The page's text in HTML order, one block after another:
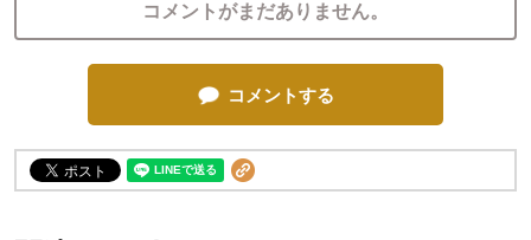
コメントがまだありません。
コメントする